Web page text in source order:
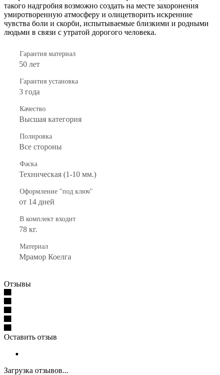
такого надгробия возможно создать на месте захоронения
умиротворенную атмосферу и олицетворить искренние
чувства боли и скорби, испытываемые близкими и родными
людьми в связи с утратой дорогого человека.
Гарантия материал
50 лет
Гарантия установка
3 года
Качество
Высшая категория
Полировка
Все стороны
Фаска
Техническая (1-10 мм.)
Оформление "под ключ"
от 14 дней
В комплект входит
78 кг.
Материал
Мрамор Коелга
Отзывы
Оставить отзыв
Загрузка отзывов...